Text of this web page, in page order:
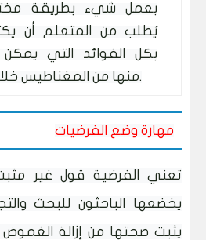
بعمل شيء بطريقة
يُطلب من المتعلم أن
بكل الفوائد التي يمكن
منها من المغناطيس خلال دقيقتين.
مهارة وضع الفرضيات
تعني الفرضية قول غير
يخضعها الباحثون للبحث
يثبت صحتها من إزالة